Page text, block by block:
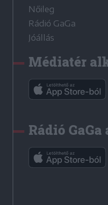
Nőileg
Rádió GaGa
Jóállás
Médiatér
Rádió